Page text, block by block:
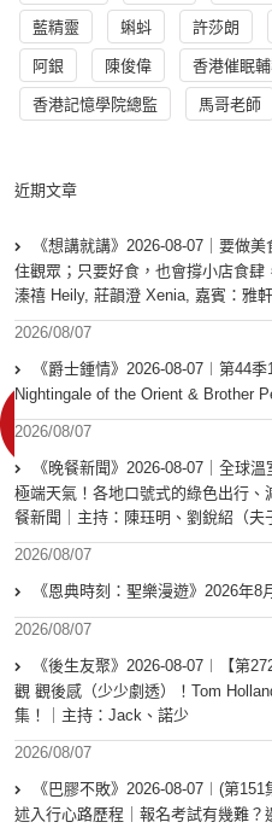
藍精靈 蝌蚪 許莎朗
阿銀 陳俊偉 香港催眠
香港記憶學院總監 馬哥老師
近期文章
《想講就講》2026-08-07｜要做
住觀眾；只要好食，也會撐小店食
溱禧 Heily, 莊韻澄 Xenia, 嘉賓：雅
2026/08/07
《爵士鍾情》2026-08-07︱第44
Nightingale of the Orient & Brother
2026/08/07
《晚餐新聞》2026-08-07｜全球
極端天氣！各地口號式的綠色出行
餐新聞｜主持：陳珏明、劉銳紹（夫
2026/08/07
《恩典時刻：聖樂漫遊》2026年8
2026/08/07
《後生友聚》2026-08-07︱【第
觀 觀後感（少少劇透）！Tom
集！｜主持：Jack、諾少
2026/08/07
《巴膠不敗》2026-08-07︱(第
述入行心路歷程｜報名考試有幾難